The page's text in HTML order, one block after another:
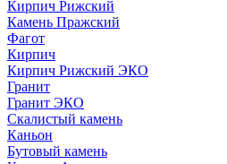
Кирпич Рижский
Камень Пражский
Фагот
Кирпич
Кирпич Рижский ЭКО
Гранит
Гранит ЭКО
Скалистый камень
Каньон
Бутовый камень